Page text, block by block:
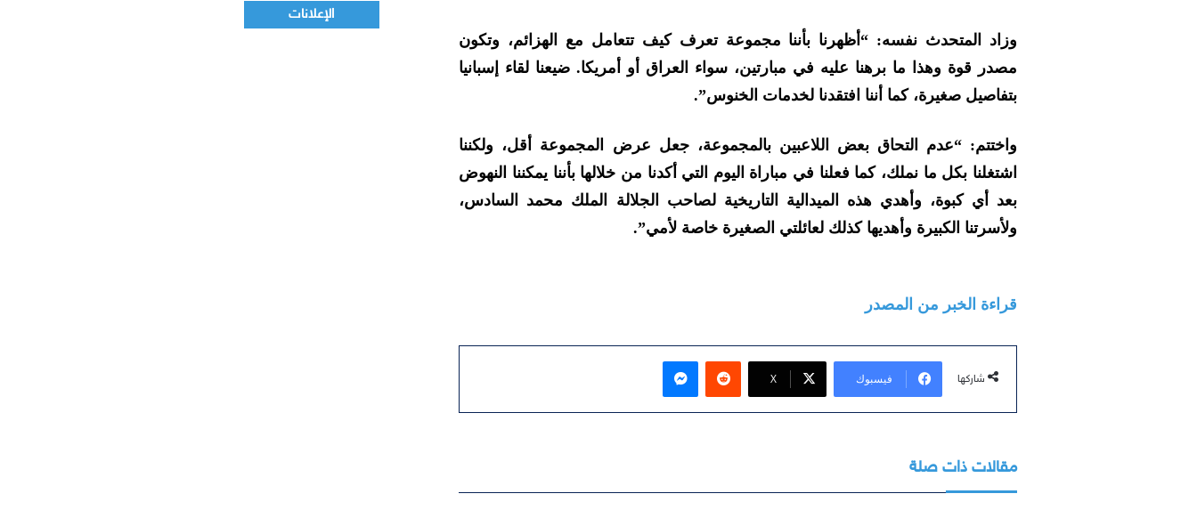
وزاد المتحدث نفسه: “أظهرنا بأننا مجموعة تعرف كيف تتعامل مع الهزائم، وتكون
مصدر قوة وهذا ما برهنا عليه في مبارتين، سواء العراق أو أمريكا. ضيعنا لقاء إسبانيا
بتفاصيل صغيرة، كما أننا افتقدنا لخدمات الخنوس”.
واختتم:“عدم التحاق بعض اللاعبين بالمجموعة، جعل عرض المجموعة أقل، ولكننا
اشتغلنا بكل ما نملك، كما فعلنا في مباراة اليوم التي أكدنا من خلالها بأننا يمكننا النهوض
بعد أي كبوة، وأهدي هذه الميدالية التاريخية لصاحب الجلالة الملك محمد السادس،
ولأسرتنا الكبيرة وأهديها كذلك لعائلتي الصغيرة خاصة لأمي”.
قراءة الخبر من المصدر
شاركها فيسبوك ‫X
ماسنجر
مقالات ذات صلة
الإعلانات